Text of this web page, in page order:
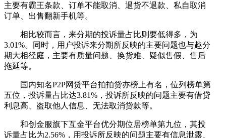
主要有霸王条款、订单不能取消、退货不退款、私自取消
订单、出售翻新手机等。
相比较而言，来分期的投诉量占比则要低得多，为
3.01%。同时，用户投诉来分期所反映的主要问题也与趣分
期大相径庭，主要有质量问题、换货难、疑似售假、售后
拖延等。
国内知名P2P网贷平台拍拍贷亦榜上有名，位列榜单第
五位，投诉量占比达3.81%，投诉所反映的问题主要有借贷
利息高、盗取他人信息、无法取消贷款等。
和创金服旗下互金平台优分期位居榜单第九位，其投
诉量占比为2.56%，用投诉所反映的问题主要有信息泄露、